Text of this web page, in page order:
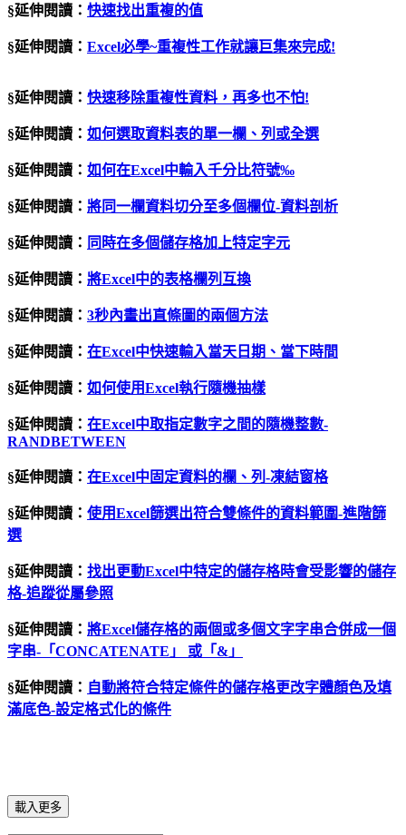
§延伸閱讀： 快速找出重複的值
§延伸閱讀： Excel必學~重複性工作就讓巨集來完成!
§延伸閱讀： 快速移除重複性資料，再多也不怕!
§延伸閱讀： 如何選取資料表的單一欄、列或全選
§延伸閱讀： 如何在Excel中輸入千分比符號‰
§延伸閱讀： 將同一欄資料切分至多個欄位-資料剖析
§延伸閱讀： 同時在多個儲存格加上特定字元
§延伸閱讀： 將Excel中的表格欄列互換
§延伸閱讀： 3秒內畫出直條圖的兩個方法
§延伸閱讀： 在Excel中快速輸入當天日期、當下時間
§延伸閱讀： 如何使用Excel執行隨機抽樣
§延伸閱讀： 在Excel中取指定數字之間的隨機整數-
RANDBETWEEN
§延伸閱讀： 在Excel中固定資料的欄、列 -凍結窗格
§延伸閱讀： 使用Excel篩選出符合雙條件的資料範圍-進階篩
選
§延伸閱讀： 找出更動Excel中特定的儲存格時會受影響的儲存
格-追蹤從屬參照
§延伸閱讀： 將Excel儲存格的兩個或多個文字字串合併成一個
字串- 「CONCATENATE 」 或「 & 」
§延伸閱讀： 自動將符合特定條件的儲存格更改字體顏色及填
滿底色-設定格式化的條件
載入更多